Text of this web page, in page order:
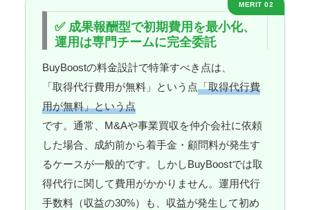
MERIT 02
✅ 成果報酬型で初期費用を最小化、
運用は専門チームに完全委託
BuyBoostの料金設計で特筆すべき点は、
「取得代行費用が無料」という点「取得代行費
用が無料」という点
です。通常、M&Aや事業買収を仲介会社に依頼
した場合、成約前から着手金・顧問料が発生す
るケースが一般的です。しかしBuyBoostでは取
得代行に関して費用がかかりません。運用代行
手数料（収益の30%）も、収益が発生して初め